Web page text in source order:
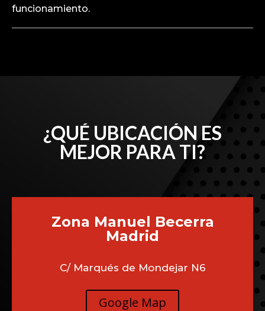
funcionamiento.
¿QUÉ UBICACIÓN ES
MEJOR PARA TI?
Zona Manuel Becerra
Madrid
C/ Marqués de Mondejar N6
Google Map